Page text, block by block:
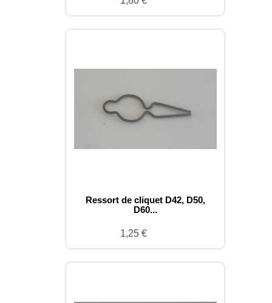
Ressort de cliquet D42, D50,
D60...
1,25 €